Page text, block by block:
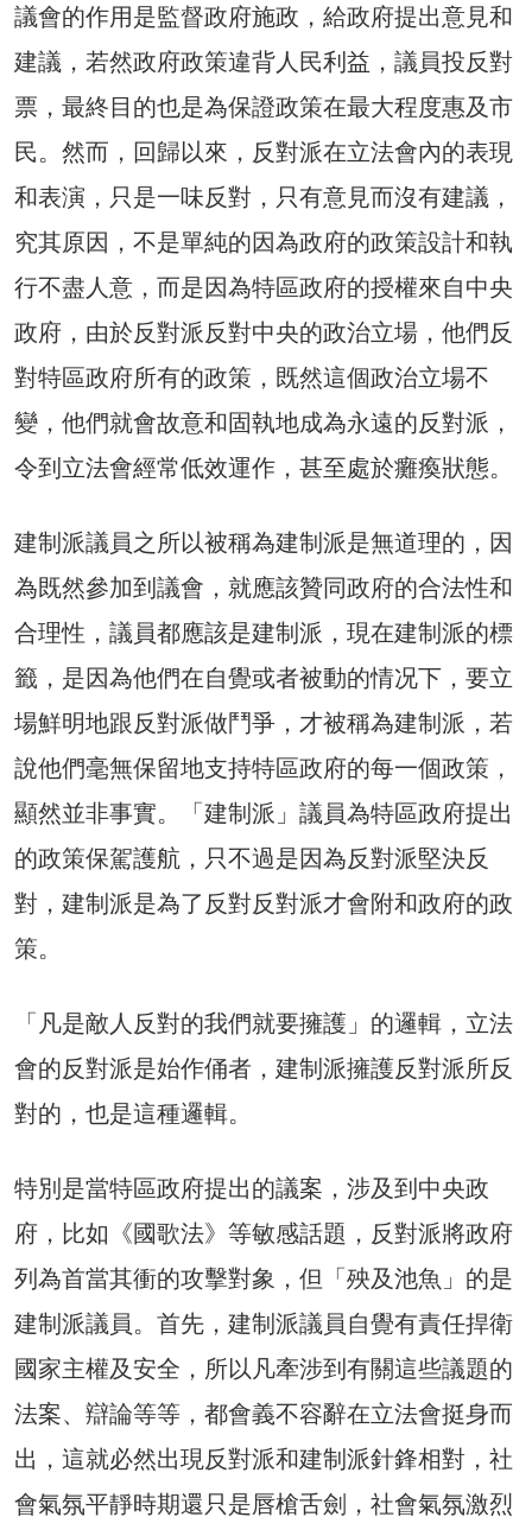
議會的作用是監督政府施政，給政府提出意見和
建議，若然政府政策違背人民利益，議員投反對
票，最終目的也是為保證政策在最大程度惠及市
民。然而，回歸以來，反對派在立法會內的表現
和表演，只是一味反對，只有意見而沒有建議，
究其原因，不是單純的因為政府的政策設計和執
行不盡人意，而是因為特區政府的授權來自中央
政府，由於反對派反對中央的政治立場，他們反
對特區政府所有的政策，既然這個政治立場不
變，他們就會故意和固執地成為永遠的反對派，
令到立法會經常低效運作，甚至處於癱瘓狀態。
建制派議員之所以被稱為建制派是無道理的，因
為既然參加到議會，就應該贊同政府的合法性和
合理性，議員都應該是建制派，現在建制派的標
籤，是因為他們在自覺或者被動的情况下，要立
場鮮明地跟反對派做鬥爭，才被稱為建制派，若
說他們毫無保留地支持特區政府的每一個政策，
顯然並非事實。「建制派」議員為特區政府提出
的政策保駕護航，只不過是因為反對派堅決反
對，建制派是為了反對反對派才會附和政府的政
策。
「凡是敵人反對的我們就要擁護」的邏輯，立法
會的反對派是始作俑者，建制派擁護反對派所反
對的，也是這種邏輯。
特別是當特區政府提出的議案，涉及到中央政
府，比如《國歌法》等敏感話題，反對派將政府
列為首當其衝的攻擊對象，但「殃及池魚」的是
建制派議員。首先，建制派議員自覺有責任捍衛
國家主權及安全，所以凡牽涉到有關這些議題的
法案、辯論等等，都會義不容辭在立法會挺身而
出，這就必然出現反對派和建制派針鋒相對，社
會氣氛平靜時期還只是唇槍舌劍，社會氣氛激烈